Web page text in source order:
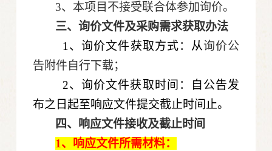
3、本项目不接受联合体参加询价。
三、询价文件及采购需求获取办法
1、询价文件获取方式：从询价公
告附件自行下载；
2、询价文件获取时间：自公告发
布之日起至响应文件提交截止时间止。
四、响应文件接收及截止时间
1、响应文件所需材料：